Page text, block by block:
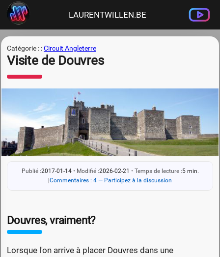
LAURENTWILLEN.BE
Catégorie : :Circuit Angleterre
Visite de Douvres
Publié :2017-01-14 • Modifié :2026-02-21 • Temps de lecture :5 min.
|Commentaires : 4 — Participez à la discussion
Douvres, vraiment?
Lorsque l'on arrive à placer Douvres dans une